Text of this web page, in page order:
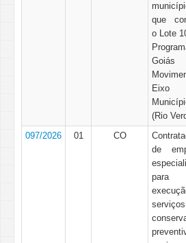
que
o Lote
Eixo
(Rio
097/2026 01 CO
de